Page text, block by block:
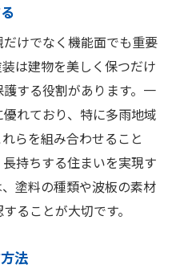
けでなく機能面でも重要
は建物を美しく保つだけ
する役割があります。一
れており、特に多雨地域
らを組み合わせること
持ちする住まいを実現す
塗料の種類や波板の素材
ることが大切です。
法